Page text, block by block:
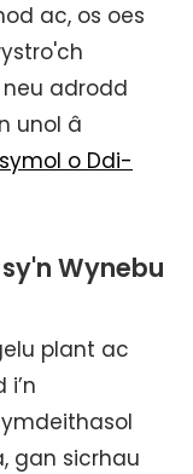
ac, os oes
adrodd
unol â
o Ddi-
Wynebu
plant ac
gan sicrhau